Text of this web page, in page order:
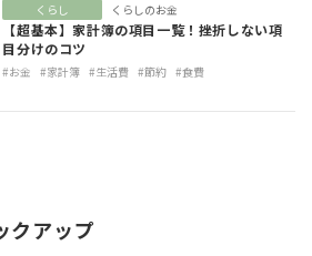
くらし くらしのお金
【超基本】家計簿の項目一覧！挫折しない項
目分けのコツ
#お金 #家計簿 #生活費 #節約 #食費
クアップ